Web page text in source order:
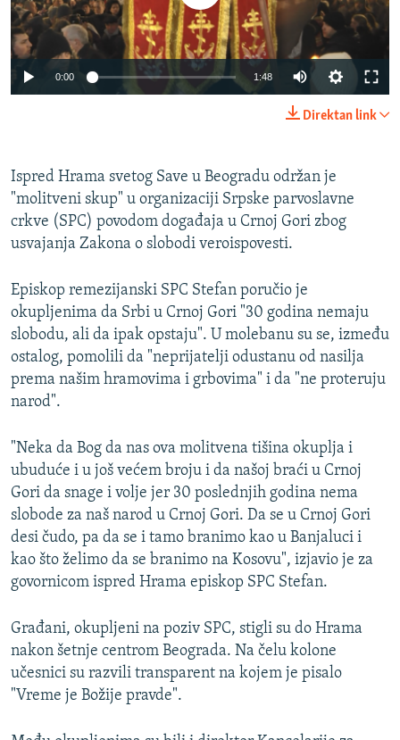
SPECIJALI RSE
VIŠE OD NASLOVA
GENOCID U SREBRENICI
POST SCRIPTUM
MOJA EVROPA
TRI DECENIJE OD RATA U BIH
SVE KARTE DEJTONA
NASTANAK I RASPAD JUGOSLAVIJE
PRATITE NAS
Auto 270p 360p 404p
1080p
0:00 1:48
1080p
Direktan link
Ispred Hrama svetog Save u Beogradu održan je
"molitveni skup" u organizaciji Srpske parvoslavne
crkve (SPC) povodom događaja u Crnoj Gori zbog
usvajanja Zakona o slobodi veroispovesti.
Episkop remezijanski SPC Stefan poručio je
okupljenima da Srbi u Crnoj Gori "30 godina nemaju
slobodu, ali da ipak opstaju". U molebanu su se, između
ostalog, pomolili da "neprijatelji odustanu od nasilja
prema našim hramovima i grbovima" i da "ne proteruju
narod".
"Neka da Bog da nas ova molitvena tišina okuplja i
ubuduće i u još većem broju i da našoj braći u Crnoj
Gori da snage i volje jer 30 poslednjih godina nema
slobode za naš narod u Crnoj Gori. Da se u Crnoj Gori
desi čudo, pa da se i tamo branimo kao u Banjaluci i
kao što želimo da se branimo na Kosovu", izjavio je za
govornicom ispred Hrama episkop SPC Stefan.
Građani, okupljeni na poziv SPC, stigli su do Hrama
nakon šetnje centrom Beograda. Na čelu kolone
učesnici su razvili transparent na kojem je pisalo
"Vreme je Božije pravde".